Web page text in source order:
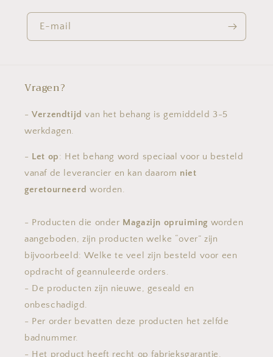
E-mail
Vragen?
-Verzendtijd van het behang is gemiddeld 3-5
werkdagen.
- Let op: Het behang word speciaal voor u besteld
vanaf de leverancier en kan daarom niet
geretourneerd worden.
- Producten die onder Magazijn opruiming worden
aangeboden, zijn producten welke “over” zijn
bijvoorbeeld: Welke te veel zijn besteld voor een
opdracht of geannuleerde orders.
- De producten zijn nieuwe, geseald en
onbeschadigd.
- Per order bevatten deze producten het zelfde
badnummer.
- Het product heeft recht op fabrieksgarantie.